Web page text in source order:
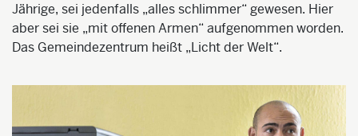
Jährige, sei jedenfalls „alles schlimmer“ gewesen. Hier
aber sei sie „mit offenen Armen“ aufgenommen worden.
Das Gemeindezentrum heißt „Licht der Welt“.